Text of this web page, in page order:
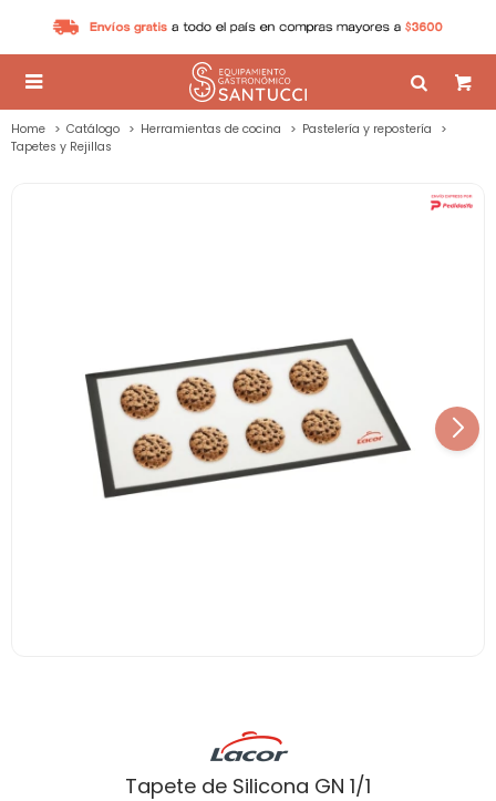

Home Catálogo Herramientas de cocina
Pastelería y repostería
Tapetes y Rejillas
Tapete de Silicona GN 1/1